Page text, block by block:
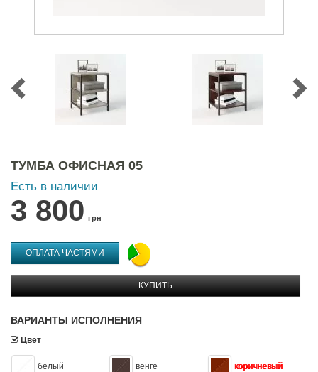
ТУМБА ОФИСНАЯ 05
Есть в наличии
3 800 грн
ОПЛАТА ЧАСТЯМИ
КУПИТЬ
ВАРИАНТЫ ИСПОЛНЕНИЯ
Цвет
белый венге коричневый